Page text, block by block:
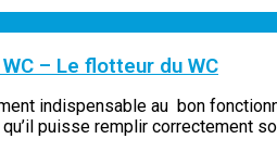
– Le flotteur du WC
indispensable au bon
puisse remplir correctement